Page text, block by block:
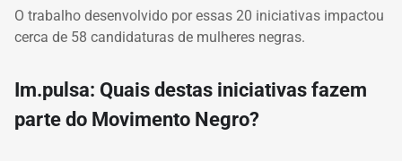
O trabalho desenvolvido por essas 20 iniciativas impactou
cerca de 58 candidaturas de mulheres negras.
Im.pulsa: Quais destas iniciativas fazem
parte do Movimento Negro?